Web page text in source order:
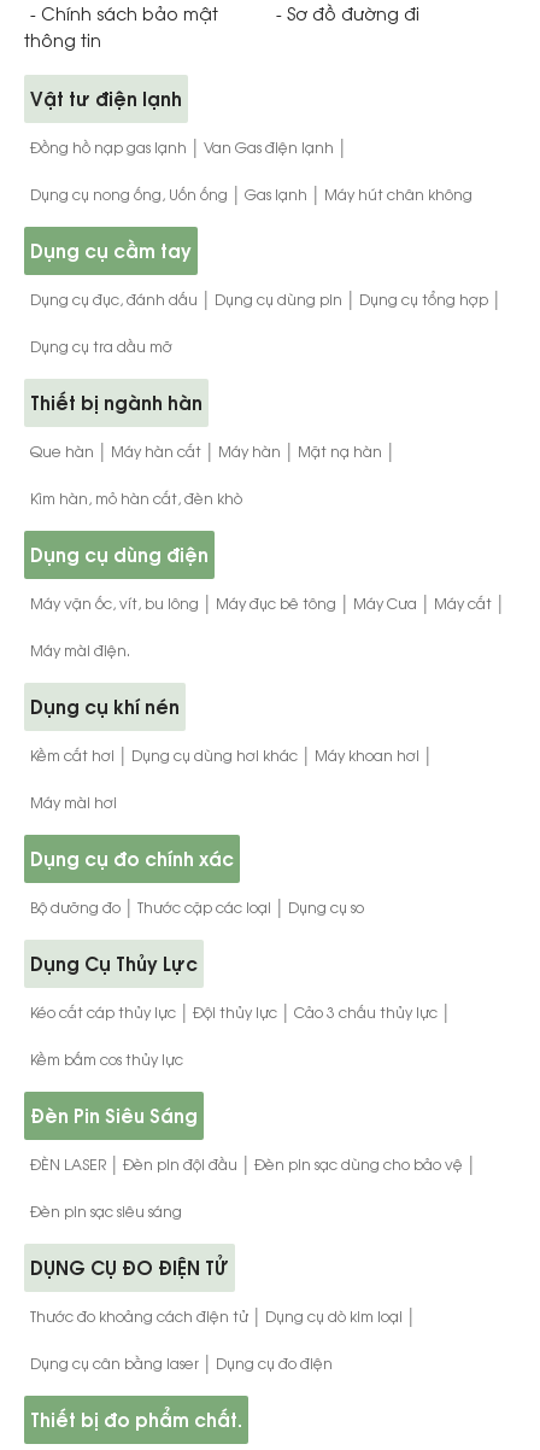
- Chính sách bảo mật
thông tin
- Sơ đồ đường đi
Vật tư điện lạnh
Đồng hồ nạp gas lạnh | Van Gas điện lạnh |
Dụng cụ nong ống, Uốn ống | Gas lạnh | Máy hút chân không
Dụng cụ cầm tay
Dụng cụ đục, đánh dấu | Dụng cụ dùng pin | Dụng cụ tổng hợp |
Dụng cụ tra dầu mỡ
Thiết bị ngành hàn
Que hàn | Máy hàn cắt | Máy hàn | Mặt nạ hàn |
Kìm hàn, mỏ hàn cắt, đèn khò
Dụng cụ dùng điện
Máy vặn ốc, vít, bu lông | Máy đục bê tông | Máy Cưa | Máy cắt |
Máy mài điện.
Dụng cụ khí nén
Kềm cắt hơi | Dụng cụ dùng hơi khác | Máy khoan hơi |
Máy mài hơi
Dụng cụ đo chính xác
Bộ dưỡng đo | Thước cặp các loại | Dụng cụ so
Dụng Cụ Thủy Lực
Kéo cắt cáp thủy lực | Đội thủy lực | Cảo 3 chấu thủy lực |
Kềm bấm cos thủy lực
Đèn Pin Siêu Sáng
ĐÈN LASER | Đèn pin đội đầu | Đèn pin sạc dùng cho bảo vệ |
Đèn pin sạc siêu sáng
DỤNG CỤ ĐO ĐIỆN TỬ
Thước đo khoảng cách điện tử | Dụng cụ dò kim loại |
Dụng cụ cân bằng laser | Dụng cụ đo điện
Thiết bị đo phẩm chất.